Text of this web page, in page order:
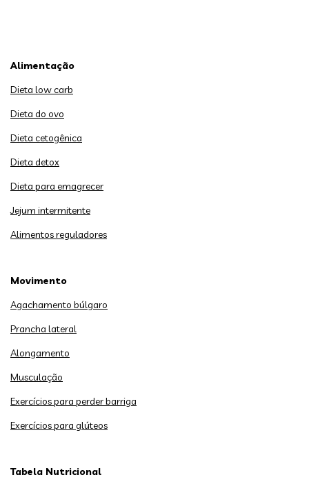
Alimentação
Dieta low carb
Dieta do ovo
Dieta cetogênica
Dieta detox
Dieta para emagrecer
Jejum intermitente
Alimentos reguladores
Movimento
Agachamento búlgaro
Prancha lateral
Alongamento
Musculação
Exercícios para perder barriga
Exercícios para glúteos
Tabela Nutricional